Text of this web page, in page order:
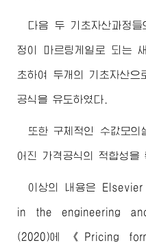
다음 두 기초자산과정
정이 마르팅게일로 되는
초하여 두개의 기초자산으
공식을 유도하였다.
또한 구체적인 수값모의
어진 가격공식의 적합성을
이상의 내용은
in the engineering
(2020)에 《Pricing